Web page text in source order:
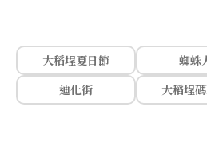
大稻埕夏日節
蜘蛛
迪化街
大稻埕